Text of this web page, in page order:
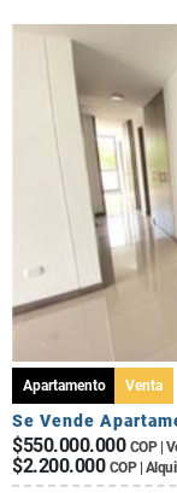
Apartamento Venta
Se Vende
$550.000.000 COP |
$2.200.000 COP |